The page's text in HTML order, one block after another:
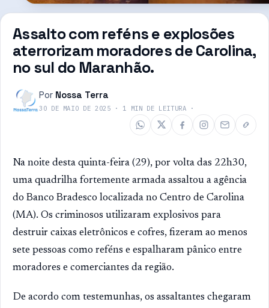
Assalto com reféns e explosões
aterrorizam moradores de Carolina,
no sul do Maranhão.
Por Nossa Terra
30 DE MAIO DE 2025 · 1 MIN DE LEITURA ·
Na noite desta quinta-feira (29), por volta das 22h30,
uma quadrilha fortemente armada assaltou a agência
do Banco Bradesco localizada no Centro de Carolina
(MA). Os criminosos utilizaram explosivos para
destruir caixas eletrônicos e cofres, fizeram ao menos
sete pessoas como reféns e espalharam pânico entre
moradores e comerciantes da região.
De acordo com testemunhas, os assaltantes chegaram